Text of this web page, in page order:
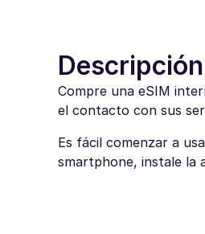
Descripción
Compre una eSIM
el contacto con sus
Es fácil comenzar a
smartphone, instale la